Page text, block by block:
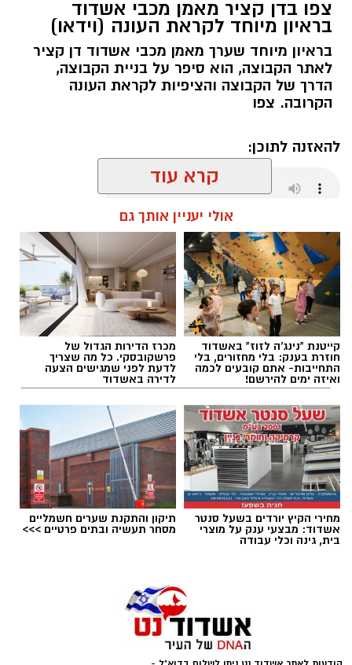
גיבורי הניצחון על הלוח:
צפו בדן קציר מאמן מכבי אשדוד
בראיון מיוחד לקראת העונה (וידאו)
בראיון מיוחד שערך מאמן מכבי אשדוד דן קציר
לאתר הקבוצה, הוא סיפר על בניית הקבוצה,
הדרך של הקבוצה והציפיות לקראת העונה
הקרובה. צפו
להאזנה לתוכן:
שחר כחלון / 18:01 07.08.26
תגים:מכבי אשדוד, דן קציר
קרא עוד
אולי יעניין אותך גם
קייטנת "נינג'ה לזוז" באשדוד
חוזרת בענק: בלי מחזורים, בלי
התחייבות- אתם קובעים לכמה
ואיזה ימים להירשם!
מכרז הדירות הגדול של
פרשקובסקי. כל מה שצריך
לדעת לפני שמגישים הצעה
לדירה באשדוד
מחירי הקיץ יורדים בשעל סנטר
אשדוד: מבצעי ענק על מוצרי
בית, גינה וכלי עבודה
תיקון והתקנת שערים חשמליים
מסחר תעשיה ובתים פרטיים >>>